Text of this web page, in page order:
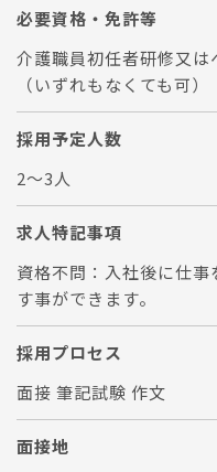
必要資格・免許等
介護職員初任者研修又
（いずれもなくても可）
採用予定人数
2～3人
求人特記事項
資格不問：入社後に仕
す事ができます。
採用プロセス
面接 筆記試験 作文
面接地